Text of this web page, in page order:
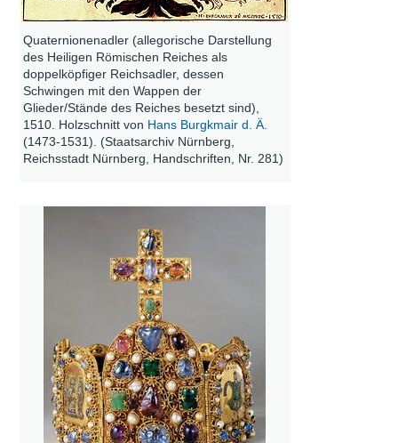
Quaternionenadler (allegorische Darstellung
des Heiligen Römischen Reiches als
doppelköpfiger Reichsadler, dessen
Schwingen mit den Wappen der
Glieder/Stände des Reiches besetzt sind),
1510. Holzschnitt von Hans Burgkmair d. Ä.
(1473-1531). (Staatsarchiv Nürnberg,
Reichsstadt Nürnberg, Handschriften, Nr. 281)